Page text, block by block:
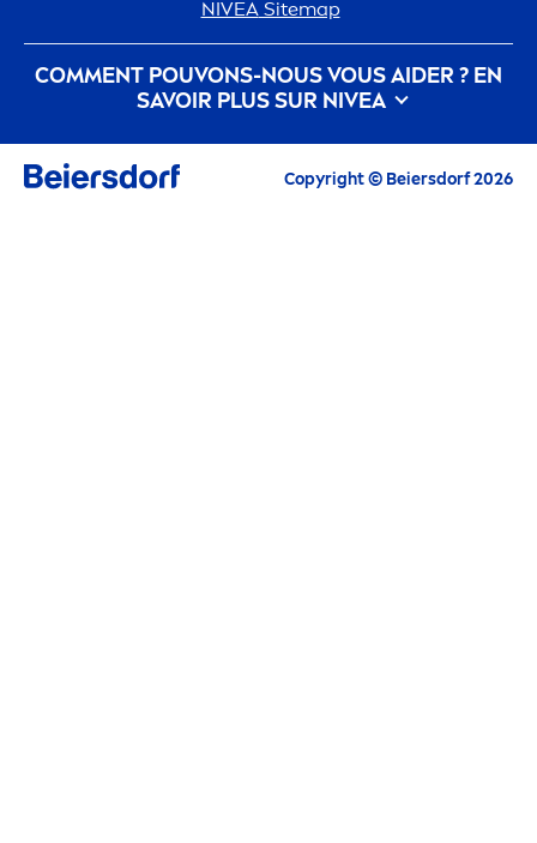
NIVEASitemap
COMMENT POUVONS-NOUS VOUS AIDER ? EN
SAVOIR PLUS SUR NIVEA
Histoire de la marque
Travailler pour Beiersdorf
Le Développe
t Durable selonNIVEA
Copyright © Beiersdorf 2026